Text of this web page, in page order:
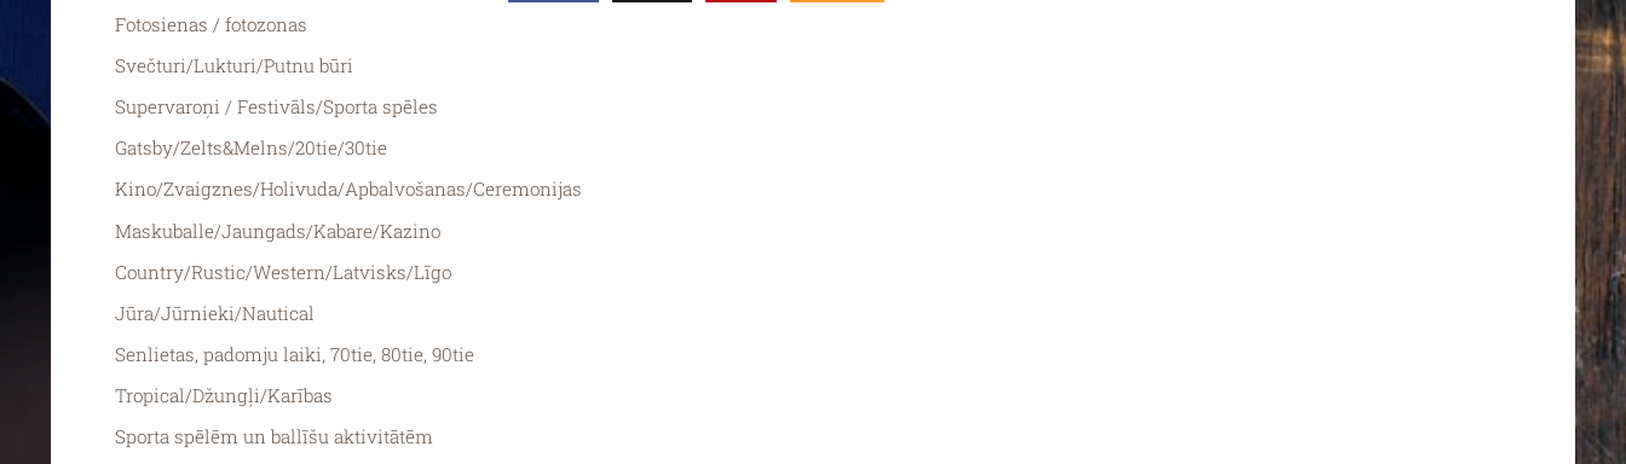
Fotosienas / fotozonas
Svečturi/Lukturi/Putnu būri
Supervaroņi / Festivāls/Sporta spēles
Gatsby/Zelts&Melns/20tie/30tie
Kino/Zvaigznes/Holivuda/Apbalvošanas/Ceremonijas
Maskuballe/Jaungads/Kabare/Kazino
Country/Rustic/Western/Latvisks/Līgo
Jūra/Jūrnieki/Nautical
Senlietas, padomju laiki, 70tie, 80tie, 90tie
Tropical/Džungļi/Karības
Sporta spēlēm un ballīšu aktivitātēm